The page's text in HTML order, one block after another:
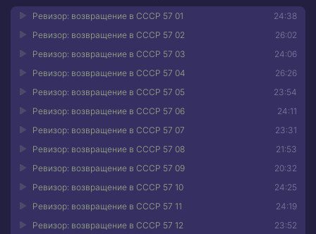
24:38
Ревизор: возвращение в СССР 57 01
26:02
Ревизор: возвращение в СССР 57 02
24:06
Ревизор: возвращение в СССР 57 03
26:26
Ревизор: возвращение в СССР 57 04
23:54
Ревизор: возвращение в СССР 57 05
24:11
Ревизор: возвращение в СССР 57 06
23:31
Ревизор: возвращение в СССР 57 07
21:53
Ревизор: возвращение в СССР 57 08
20:32
Ревизор: возвращение в СССР 57 09
24:25
Ревизор: возвращение в СССР 57 10
24:19
Ревизор: возвращение в СССР 57 11
23:52
Ревизор: возвращение в СССР 57 12